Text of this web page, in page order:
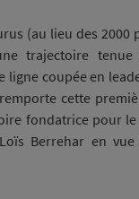
(au lieu des 2000
trajectoire tenue
ligne coupée en
cette
fondatrice pour
Berrehar en